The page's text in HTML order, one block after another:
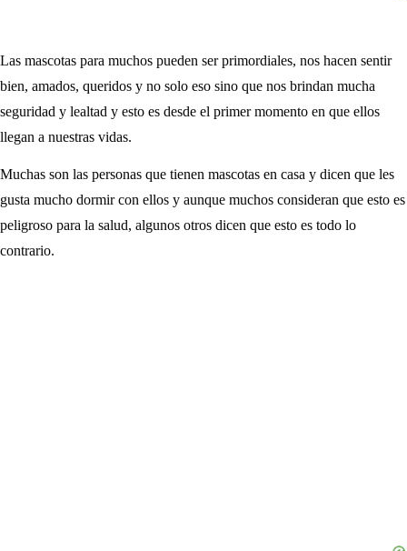
Las mascotas para muchos pueden ser primordiales, nos hacen sentir
bien, amados, queridos y no solo eso sino que nos brindan mucha
seguridad y lealtad y esto es desde el primer momento en que ellos
llegan a nuestras vidas.
Muchas son las personas que tienen mascotas en casa y dicen que les
gusta mucho dormir con ellos y aunque muchos consideran que esto es
peligroso para la salud, algunos otros dicen que esto es todo lo
contrario.